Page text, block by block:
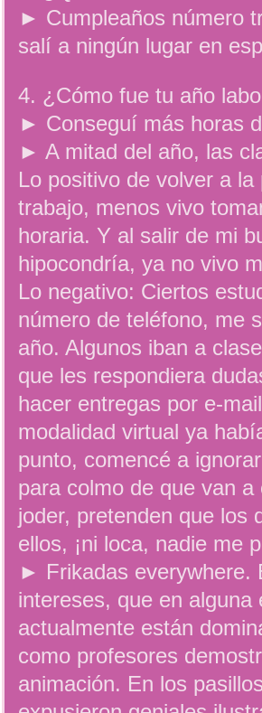
► Cumpleaños número
salí a ningún lugar en
4. ¿Cómo fue tu año
► Conseguí más horas
► A mitad del año, las
Lo positivo de volver a
trabajo, menos vivo
horaria. Y al salir de mi
hipocondría, ya no vivo
Lo negativo: Ciertos
número de teléfono, me
año. Algunos iban a
que les respondiera
hacer entregas por e-
modalidad virtual ya
punto, comencé a
para colmo de que van
joder, pretenden que los
ellos, ¡ni loca, nadie me
► Frikadas everywhere.
intereses, que en
actualmente están
como profesores
animación. En los